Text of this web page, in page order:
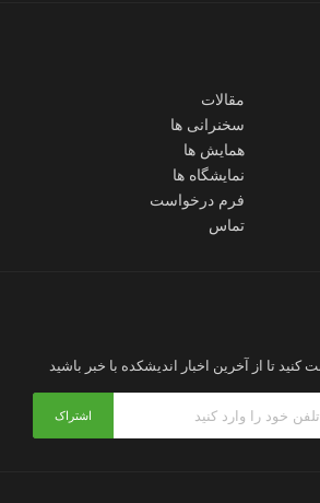
مقالات
سخنرانی ها
همایش ها
نمایشگاه ها
فرم درخواست
تماس
کنید تا از آخرین اخبار اندیشکده با خبر باشید